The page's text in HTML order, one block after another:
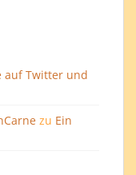
auf Twitter und
zu Ein